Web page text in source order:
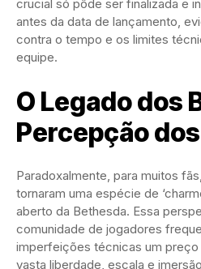
crucial só pôde ser finalizada e
antes da data de lançamento,
contra o tempo e os limites
equipe.
O Legado dos
Percepção
Paradoxalmente, para muitos
tornaram uma espécie de
aberto da Bethesda. Essa
comunidade de jogadores
imperfeições técnicas um preço
vasta liberdade, escala e